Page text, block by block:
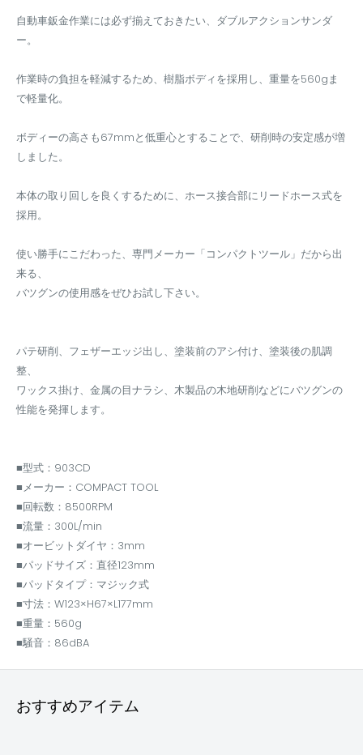
自動車鈑金作業には必ず揃えておきたい、ダブルアクションサンダ
ー。
作業時の負担を軽減するため、樹脂ボディを採用し、重量を560gま
で軽量化。
ボディーの高さも67mmと低重心とすることで、研削時の安定感が増
しました。
本体の取り回しを良くするために、ホース接合部にリードホース式を
採用。
使い勝手にこだわった、専門メーカー「コンパクトツール」だから出
来る、
バツグンの使用感をぜひお試し下さい。
パテ研削、フェザーエッジ出し、塗装前のアシ付け、塗装後の肌調
整、
ワックス掛け、金属の目ナラシ、木製品の木地研削などにバツグンの
性能を発揮します。
■型式：903CD
■メーカー：COMPACT TOOL
■回転数：8500RPM
■流量：300L/min
■オービットダイヤ：3mm
■パッドサイズ：直径123mm
■パッドタイプ：マジック式
■寸法：W123×H67×L177mm
■重量：560g
■騒音：86dBA
おすすめアイテム